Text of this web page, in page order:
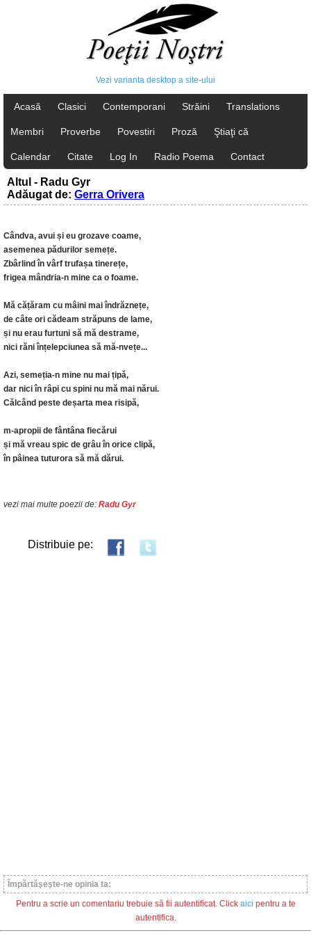
Vezi varianta desktop a site-ului
Acasă Clasici Contemporani Străini Translations
Membri Proverbe Povestiri Proză Ştiaţi că
Calendar Citate Log In Radio Poema Contact
Altul - Radu Gyr
Adăugat de: Gerra Orivera
Cândva, avui și eu grozave coame,
asemenea pădurilor semețe.
Zbârlind în vârf trufașa tinerețe,
frigea mândria-n mine ca o foame.
Mă cățăram cu mâini mai îndrăznețe,
de câte ori cădeam străpuns de lame,
și nu erau furtuni să mă destrame,
nici răni înțelepciunea să mă-nvețe...
Azi, semeția-n mine nu mai țipă,
dar nici în râpi cu spini nu mă mai nărui.
Călcând peste deșarta mea risipă,
m-apropii de fântâna fiecărui
și mă vreau spic de grâu în orice clipă,
în pâinea tuturora să mă dărui.
vezi mai multe poezii de: Radu Gyr
Distribuie pe:
Împărtăşeşte-ne opinia ta:
Pentru a scrie un comentariu trebuie să fii autentificat. Click aici pentru a te
autentifica.